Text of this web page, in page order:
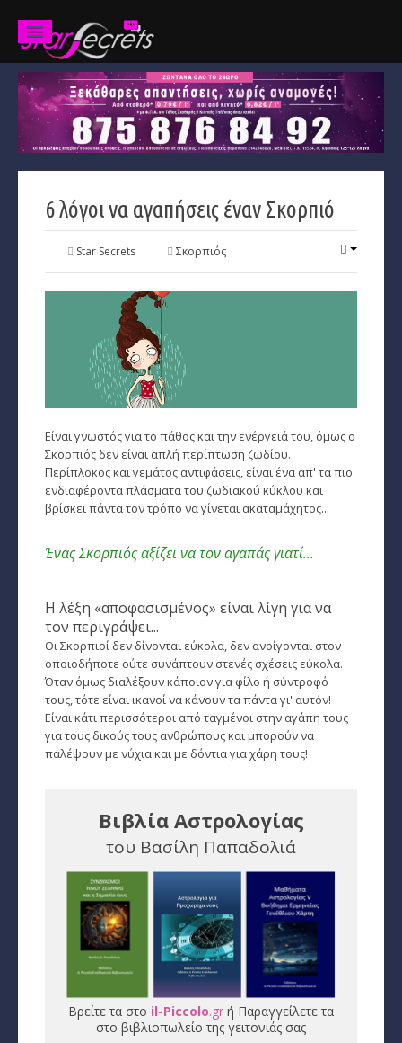
Προβλέψεις
Χαρακτηριστικά
Παρθένος
Σκορπιός
Υδροχόος
Ινδιάνικο Ωροσκόπιο
Κέλτικο Ωροσκόπιο
Εύρεση Ωροσκόπου
Αστρολογικός Χάρτης
6 λόγοι να αγαπήσεις έναν Σκορπιό
Star Secrets Σκορπιός
Είναι γνωστός για το πάθος και την ενέργειά του, όμως ο
Σκορπιός δεν είναι απλή περίπτωση ζωδίου.
Περίπλοκος και γεμάτος αντιφάσεις, είναι ένα απ' τα πιο
ενδιαφέροντα πλάσματα του ζωδιακού κύκλου και
βρίσκει πάντα τον τρόπο να γίνεται ακαταμάχητος...
Ένας Σκορπιός αξίζει να τον αγαπάς γιατί...
Η λέξη «αποφασισμένος» είναι λίγη για να
τον περιγράψει...
Οι Σκορπιοί δεν δίνονται εύκολα, δεν ανοίγονται στον
οποιοδήποτε ούτε συνάπτουν στενές σχέσεις εύκολα.
Όταν όμως διαλέξουν κάποιον για φίλο ή σύντροφό
τους, τότε είναι ικανοί να κάνουν τα πάντα γι' αυτόν!
Είναι κάτι περισσότεροι από ταγμένοι στην αγάπη τους
για τους δικούς τους ανθρώπους και μπορούν να
παλέψουν με νύχια και με δόντια για χάρη τους!
Βιβλία Αστρολογίας
του Βασίλη Παπαδολιά
Βρείτε τα στο il-Piccolo.gr ή Παραγγείλετε τα
στο βιβλιοπωλείο της γειτονιάς σας